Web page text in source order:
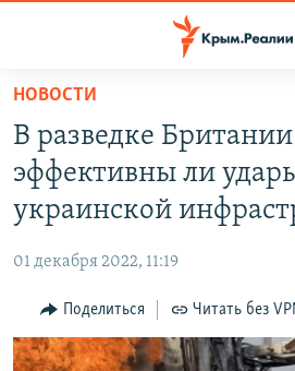
Вернуться
основному
содержанию
Вернутся
главной
навигации
Вернутся
поиску
СПЕЦПРОЕКТЫ
11 ЛЕТ ОККУПАЦИИ КРЫМА. 11
ВОДА
ЕЩЕ
ИНТЕРАКТИВ
ИНФОГРАФИКА
РАДІО СВОБОДА
КАК ОБОЙТИ БЛОКИРОВКУ
НОВОСТИ
В разведке Британии
эффективны ли
украинской
01 декабря 2022, 11:19
Поделиться Читать без